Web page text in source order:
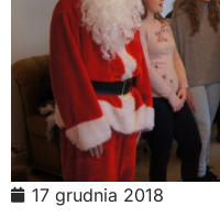
17 grudnia 2018